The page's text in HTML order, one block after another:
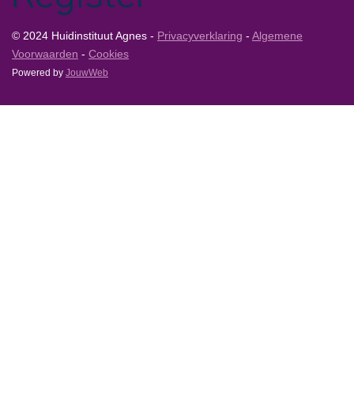
© 2024 Huidinstituut Agnes - Privacyverklaring - Algemene
Voorwaarden - Cookies
Powered by JouwWeb